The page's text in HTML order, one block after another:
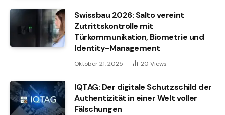
Swissbau 2026: Salto vereint
Zutrittskontrolle mit
Türkommunikation, Biometrie und
Identity-Management
Oktober 21, 2025 20 Views
IQTAG: Der digitale Schutzschild der
Authentizität in einer Welt voller
Fälschungen